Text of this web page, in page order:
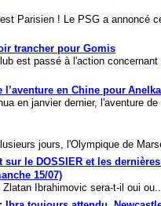
Parisien ! Le PSG a annoncé
trancher pour Gomis
est passé à l'action concernant
l’aventure en Chine pour
en janvier dernier, l'aventure de
jours, l'Olympique de
sur le DOSSIER et les
15/07)
Ibrahimovic sera-t-il oui